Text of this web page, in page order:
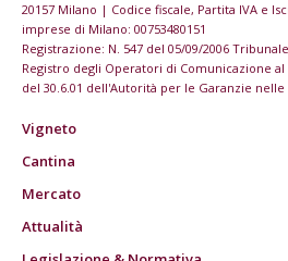
20157 Milano | Codice fiscale, Partita IVA e
imprese di Milano: 00753480151
Registrazione: N. 547 del 05/09/2006
Registro degli Operatori di Comunicazione al
del 30.6.01 dell'Autorità per le Garanzie
Vigneto
Cantina
Mercato
Attualità